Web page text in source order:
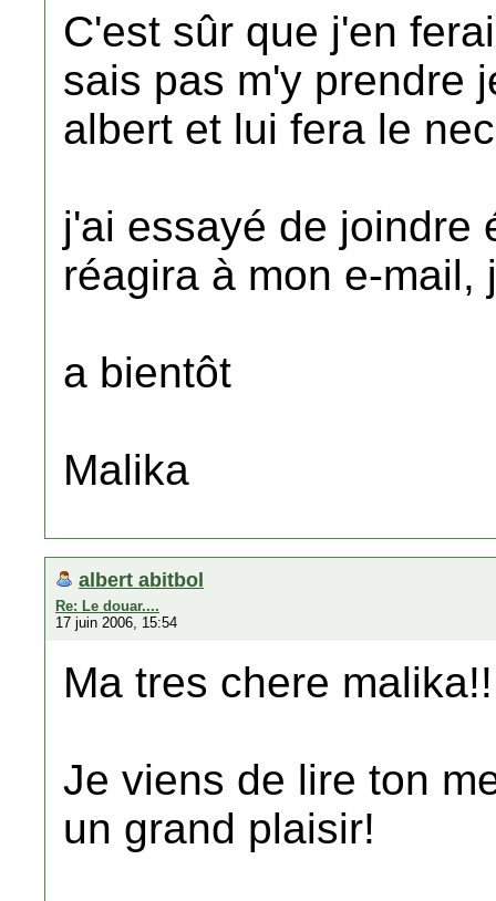
C'est sûr que j'en
sais pas m'y prendre
albert et lui fera le
j'ai essayé de joindre
réagira à mon e-
a bientôt
Malika
albert abitbol
Re: Le douar....
17 juin 2006, 15:54
Ma tres chere malika!!
Je viens de lire ton
un grand plaisir!